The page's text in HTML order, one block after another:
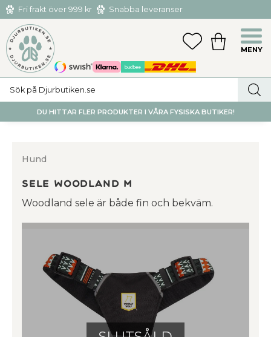
Meny
Fri frakt över 999 kr
Snabba leveranser
Hämta och returnera i butiken i Tumba eller Huddinge C
FAVORITER
KUNDVAGN
DU HITTAR FLER PRODUKTER I VÅRA FYSISKA BUTIKER!
Hund
Sele Woodland M
Woodland sele är både fin och bekväm.